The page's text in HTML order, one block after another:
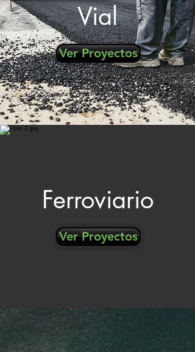
Vial
Ver Proyectos
Ferroviario
Ver Proyectos